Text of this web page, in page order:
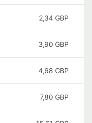
2,34 GBP
3,90 GBP
4,68 GBP
7,80 GBP